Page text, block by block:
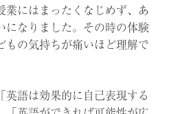
業にはまったくなじめず、あ
になりました。その時の体験
もの気持ちが痛いほど理解で
英語は効果的に自己表現する